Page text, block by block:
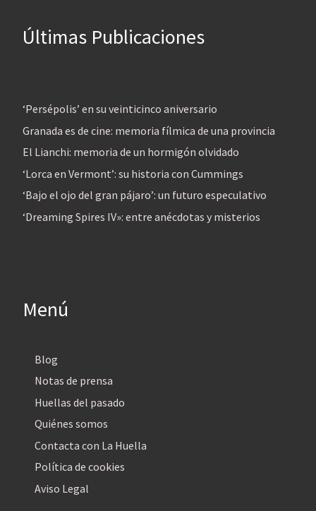
Últimas Publicaciones
‘Persépolis’ en su veinticinco aniversario
Granada es de cine: memoria fílmica de una provincia
El Lianchi: memoria de un hormigón olvidado
‘Lorca en Vermont’: su historia con Cummings
‘Bajo el ojo del gran pájaro’: un futuro especulativo
‘Dreaming Spires IV»: entre anécdotas y misterios
Menú
Blog
Notas de prensa
Huellas del pasado
Quiénes somos
Contacta con La Huella
Política de cookies
Aviso Legal